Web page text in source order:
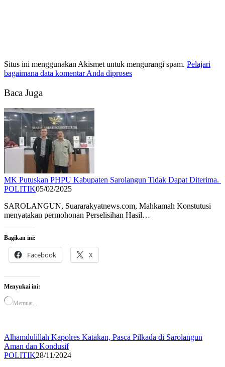
Situs ini menggunakan Akismet untuk mengurangi spam. Pelajari
bagaimana data komentar Anda diproses
Baca Juga
MK Putuskan PHPU Kabupaten Sarolangun Tidak Dapat Diterima.
POLITIK05/02/2025
SAROLANGUN, Suararakyatnews.com, Mahkamah Konstutusi
menyatakan permohonan Perselisihan Hasil…
Bagikan ini:
Facebook X
Menyukai ini:
Memuat...
Alhamdulillah Kapolres Katakan, Pasca Pilkada di Sarolangun
Aman dan Kondusif
POLITIK28/11/2024